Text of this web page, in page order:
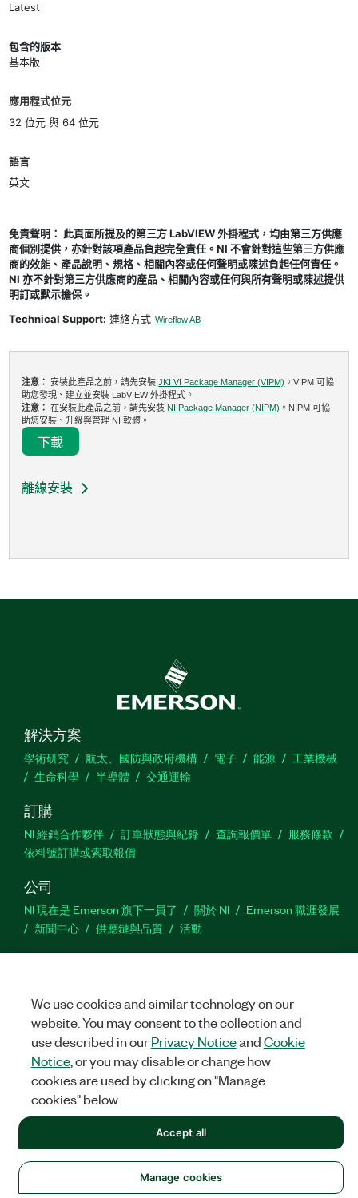
Latest
包含的版本
基本版
應用程式位元
32 位元 與 64 位元
語言
英文
免責聲明： 此頁面所提及的第三方 LabVIEW 外掛程式，均由第三方供應
商個別提供，亦針對該項產品負起完全責任。NI 不會針對這些第三方供應
商的效能、產品說明、規格、相關內容或任何聲明或陳述負起任何責任。
NI 亦不針對第三方供應商的產品、相關內容或任何與所有聲明或陳述提供
明訂或默示擔保。
Technical Support: 連絡方式 Wireflow AB
注意：安裝此產品之前，請先安裝JKI VI Package Manager (VIPM) 。VIPM 可協
助您發現、建立並安裝 LabVIEW 外掛程式。
注意：在安裝此產品之前，請先安裝 NI Package Manager (NIPM) 。NIPM 可協
助您安裝、升級與管理 NI 軟體。
下載
離線安裝
解決方案
學術研究 航太、國防與政府機構 電子 能源
工業機械
生命科學
半導體 交通運輸
訂購
NI 經銷合作夥伴 訂單狀態與紀錄 查詢報價單
服務條款
依料號訂購或索取報價
公司
NI 現在是 Emerson 旗下一員了 關於 NI
Emerson 職涯發展
新聞中心
供應鏈與品質 活動
站建議
TwitterFacebook
法務|IMPRINT|隱私權|Manage cookies
©NATIONAL INSTRUMENTS CORP. 保留所有權利。
We use cookies and similar technology on our
website. You may consent to the collection and
use described in ourPrivacy NoticeandCookie
Notice, or you may disable or change how
cookies are used by clicking on "Manage
cookies" below.
Manage cookies
Accept all